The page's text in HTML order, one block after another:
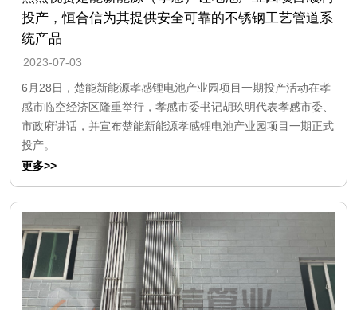
投产，恒合信为其提供安全可靠的不锈钢工艺管道系
统产品
2023-07-03
6月28日，楚能新能源孝感锂电池产业园项目一期投产活动在孝
感市临空经济区隆重举行，孝感市委书记胡玖明代表孝感市委、
市政府讲话，并宣布楚能新能源孝感锂电池产业园项目一期正式
投产。
更多>>